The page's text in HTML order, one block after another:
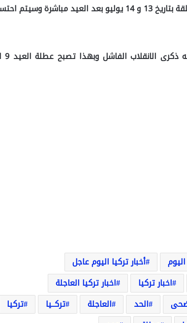
حيث أعلن أن الدوائر الحكومية ستكون مغلقة بتاريخ 13 و 14 يوليو بعد العيد
جدير
أخبار تركيا اليوم عاجل
اخبار تركيا
اخبار تركيا العاجلة
الحد العاجلة تركــيا
تركيا